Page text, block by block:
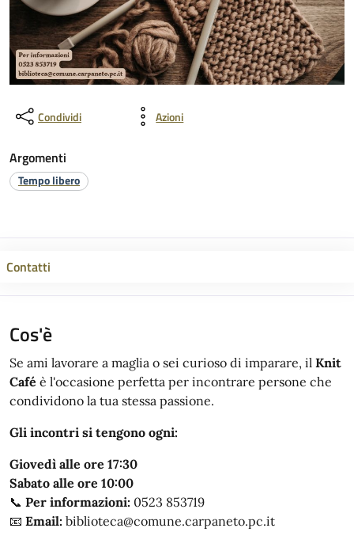
Condividi Azioni
Argomenti
Tempo libero
Contatti
Cos'è
Se ami lavorare a maglia o sei curioso di imparare, il Knit
Café è l'occasione perfetta per incontrare persone che
condividono la tua stessa passione.
Gli incontri si tengono ogni:
Giovedì alle ore 17:30
Sabato alle ore 10:00
📞 Per informazioni: 0523 853719
📧 Email: biblioteca@comune.carpaneto.pc.it